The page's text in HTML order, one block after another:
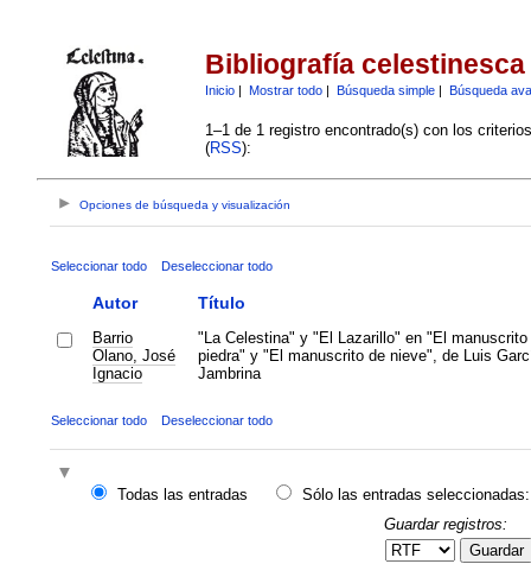
Bibliografía celestinesca
Inicio| Mostrar todo| Búsqueda simple| Búsqueda
1–1 de 1 registro encontrado(s) con los
(RSS):
Opciones de búsqueda y visualización
Seleccionar todo Deseleccionar todo
Autor Título
Barrio
Olano, José
Ignacio
"La Celestina" y "El Lazarillo" en "El manuscrito
piedra" y "El manuscrito de nieve", de Luis
Jambrina
Seleccionar todo Deseleccionar todo
Todas las entradas
Sólo las entradas seleccionadas:
Guardar registros:
Guardar